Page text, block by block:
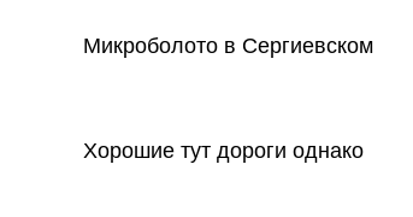
Микроболото в Сергиевском
Хорошие тут дороги однако